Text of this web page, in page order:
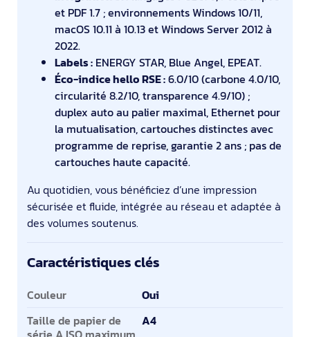
et PDF 1.7 ; environnements Windows 10/11,
macOS 10.11 à 10.13 et Windows Server 2012 à
2022.
Labels : ENERGY STAR, Blue Angel, EPEAT.
Éco-indice hello RSE :6.0/10 (carbone 4.0/10,
circularité 8.2/10, transparence 4.9/10) ;
duplex auto au palier maximal, Ethernet pour
la mutualisation, cartouches distinctes avec
programme de reprise, garantie 2 ans ; pas de
cartouches haute capacité.
Au quotidien, vous bénéficiez d’une impression
sécurisée et fluide, intégrée au réseau et adaptée à
des volumes soutenus.
Caractéristiques clés
Caractéristiques clés
Couleur
Oui
Taille de papier de
A4